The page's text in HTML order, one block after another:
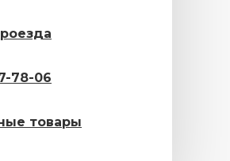
78-06
товары